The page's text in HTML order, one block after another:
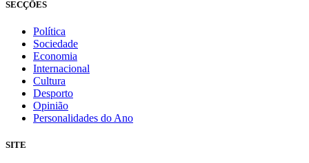
SECÇÕES
Política
Sociedade
Economia
Internacional
Cultura
Desporto
Opinião
Personalidades do Ano
SITE